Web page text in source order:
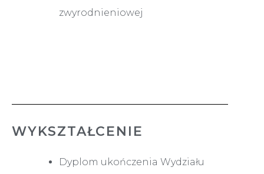
zwyrodnieniowej
WYKSZTAŁCENIE
Dyplom ukończenia Wydziału